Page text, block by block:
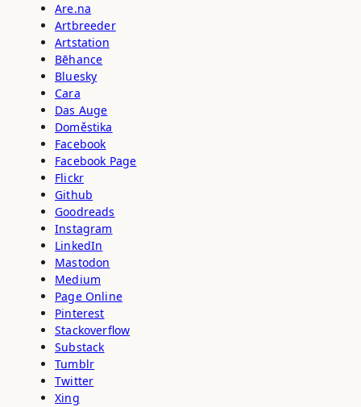
Are.na
Artbreeder
Artstation
Bēhance
Bluesky
Cara
Das Auge
Doměstika
Facebook
Facebook Page
Flickr
Github
Goodreads
Instagram
LinkedIn
Mastodon
Medium
Page Online
Pinterest
Stackoverflow
Substack
Tumblr
Twitter
Xing